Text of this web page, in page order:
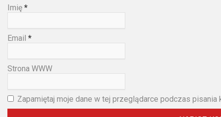
2018
2016
2017
2015
2014
Imię *
Email *
Strona WWW
Zapamiętaj moje dane w tej przeglądarce podczas pisania